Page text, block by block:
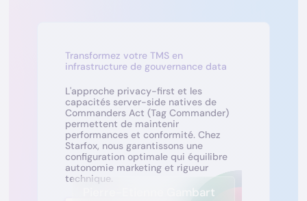
Transformez votre TMS en
infrastructure de gouvernance data
L'approche privacy-first et les
capacités server-side natives de
Commanders Act (Tag Commander)
permettent de maintenir
performances et conformité. Chez
Starfox, nous garantissons une
configuration optimale qui équilibre
autonomie marketing et rigueur
technique.
Pierre-Etienne Gambart